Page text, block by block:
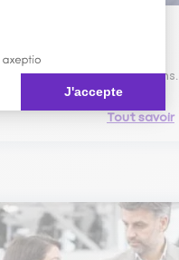
pour choisir la meilleure
auto selon vos besoins.
Tout savoir
J'accepte